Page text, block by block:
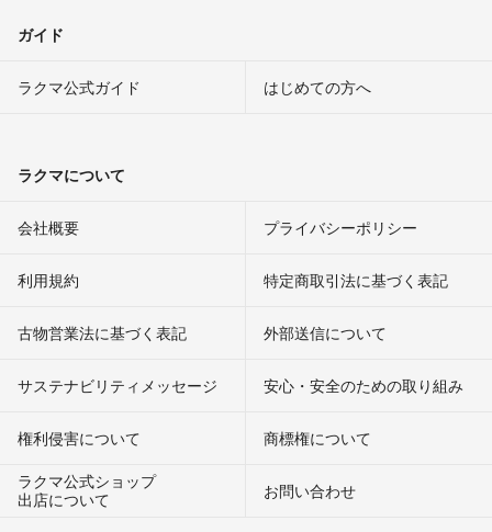
ガイド
ラクマ公式ガイド はじめての方へ
ラクマについて
会社概要 プライバシーポリシー
利用規約 特定商取引法に基づく表記
古物営業法に基づく表記 外部送信について
サステナビリティメッセージ 安心・安全のための取り組み
権利侵害について
商標権について
ラクマ公式ショップ
出店について
お問い合わせ